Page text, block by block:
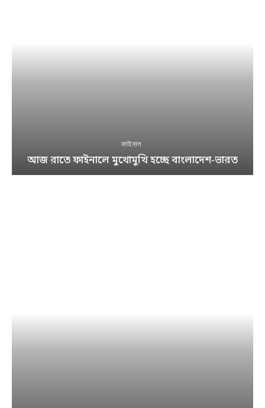
ফাইনাল
আজ রাতে ফাইনালে মুখোমুখি হচ্ছে বাংলাদেশ-ভারত